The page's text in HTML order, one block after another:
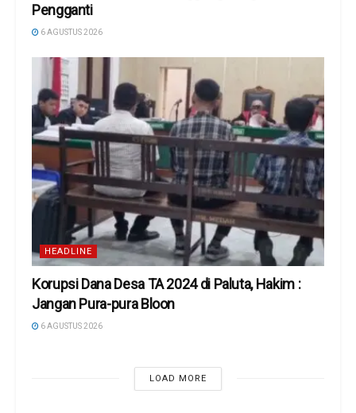
Pengganti
6 AGUSTUS 2026
HEADLINE
Korupsi Dana Desa TA 2024 di Paluta, Hakim :
Jangan Pura-pura Bloon
6 AGUSTUS 2026
LOAD MORE